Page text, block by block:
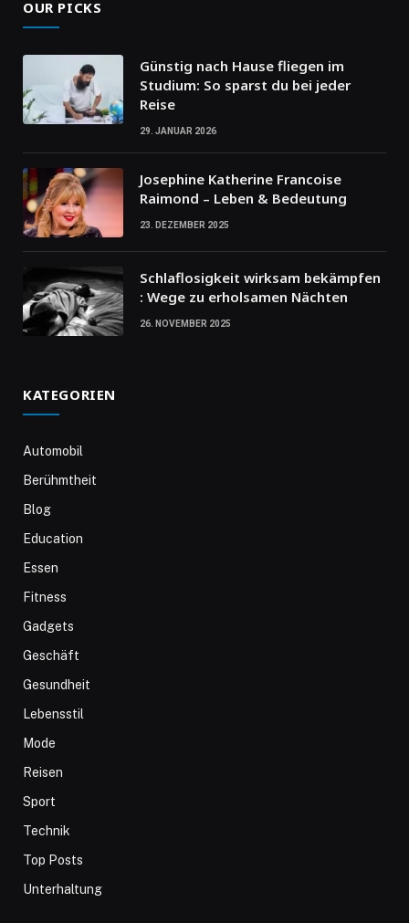
OUR PICKS
Günstig nach Hause fliegen im
Studium: So sparst du bei jeder
Reise
29. JANUAR 2026
Josephine Katherine Francoise
Raimond – Leben & Bedeutung
23. DEZEMBER 2025
Schlaflosigkeit wirksam bekämpfen
: Wege zu erholsamen Nächten
26. NOVEMBER 2025
KATEGORIEN
Automobil
Berühmtheit
Blog
Education
Essen
Fitness
Gadgets
Geschäft
Gesundheit
Lebensstil
Mode
Reisen
Sport
Technik
Top Posts
Unterhaltung